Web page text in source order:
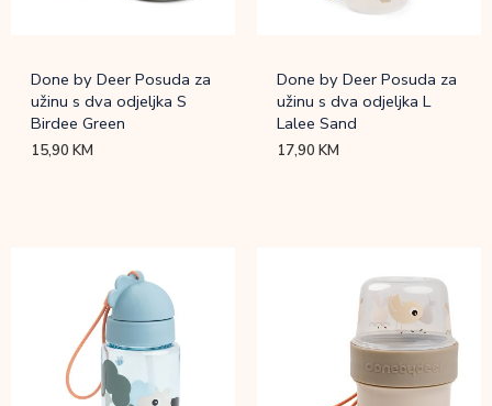
Done by Deer Posuda za
užinu s dva odjeljka S
Birdee Green
15,90KM
Done by Deer Posuda za
užinu s dva odjeljka L
Lalee Sand
17,90KM